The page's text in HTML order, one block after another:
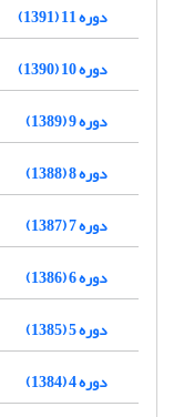
دوره 11 (1391)
دوره 10 (1390)
دوره 9 (1389)
دوره 8 (1388)
دوره 7 (1387)
دوره 6 (1386)
دوره 5 (1385)
دوره 4 (1384)